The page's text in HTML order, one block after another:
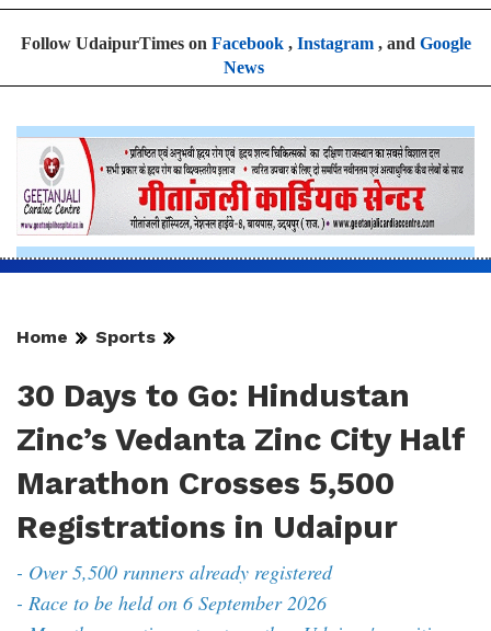
Follow UdaipurTimes on Facebook, Instagram, and Google
News
Home Sports
30 Days to Go: Hindustan
Zinc’s Vedanta Zinc City Half
Marathon Crosses 5,500
Registrations in Udaipur
- Over 5,500 runners already registered
- Race to be held on 6 September 2026